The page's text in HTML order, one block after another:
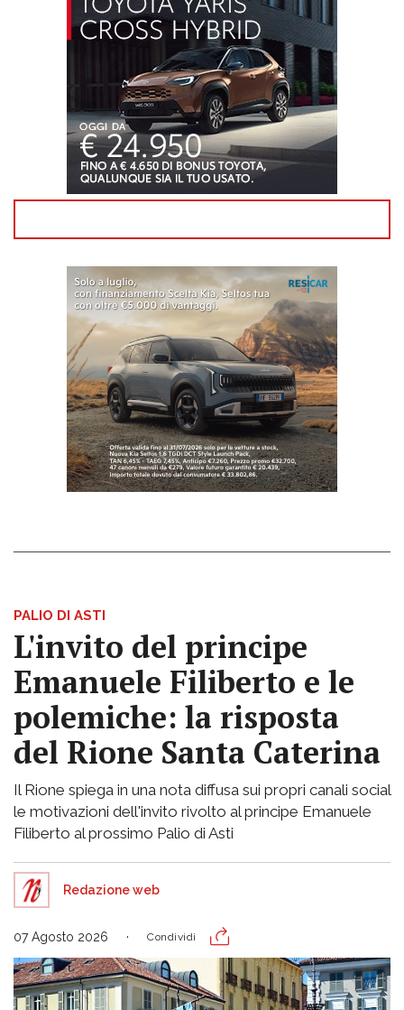
PALIO DI ASTI
L'invito del principe
Emanuele Filiberto e le
polemiche: la risposta
del Rione Santa Caterina
Il Rione spiega in una nota diffusa sui propri canali social
le motivazioni dell'invito rivolto al principe Emanuele
Filiberto al prossimo Palio di Asti
Redazione web
07 Agosto 2026 Condividi